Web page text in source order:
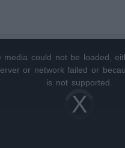
Video
Player
loading.
media could not be loaded,
or network failed or
is not supported.